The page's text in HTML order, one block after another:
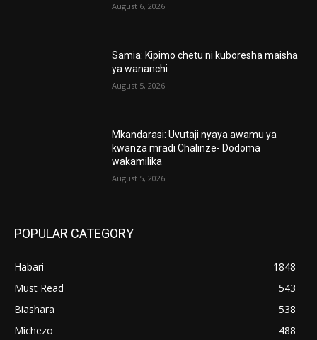
August 6, 2026
Samia: Kipimo chetu ni kuboresha maisha
ya wananchi
August 5, 2026
Mkandarasi: Uvutaji nyaya awamu ya
kwanza mradi Chalinze- Dodoma
wakamilika
August 5, 2026
POPULAR CATEGORY
Habari
1848
Must Read
543
Biashara
538
Michezo
488